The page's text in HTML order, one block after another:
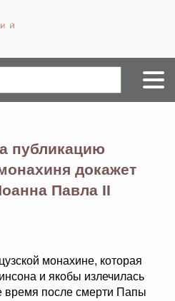
публикацию
докажет
Павла II
монахине, которая
и якобы излечилась
время после смерти Папы